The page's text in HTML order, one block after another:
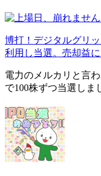
博打！デジタルグリ
利用し当選。売却益
電力のメルカリと言
で100株ずつ当選しま